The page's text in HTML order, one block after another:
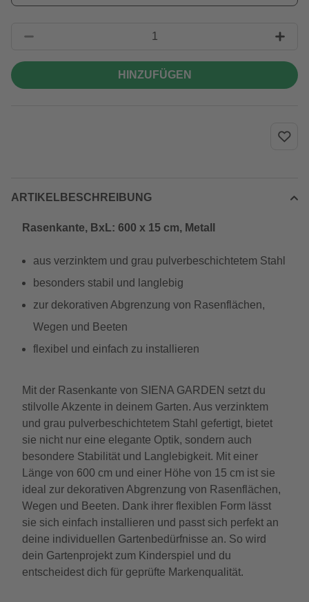
HINZUFÜGEN
ARTIKELBESCHREIBUNG
Rasenkante, BxL: 600 x 15 cm, Metall
aus verzinktem und grau pulverbeschichtetem Stahl
besonders stabil und langlebig
zur dekorativen Abgrenzung von Rasenflächen,
Wegen und Beeten
flexibel und einfach zu installieren
Mit der Rasenkante von SIENA GARDEN setzt du
stilvolle Akzente in deinem Garten. Aus verzinktem
und grau pulverbeschichtetem Stahl gefertigt, bietet
sie nicht nur eine elegante Optik, sondern auch
besondere Stabilität und Langlebigkeit. Mit einer
Länge von 600 cm und einer Höhe von 15 cm ist sie
ideal zur dekorativen Abgrenzung von Rasenflächen,
Wegen und Beeten. Dank ihrer flexiblen Form lässt
sie sich einfach installieren und passt sich perfekt an
deine individuellen Gartenbedürfnisse an. So wird
dein Gartenprojekt zum Kinderspiel und du
entscheidest dich für geprüfte Markenqualität.